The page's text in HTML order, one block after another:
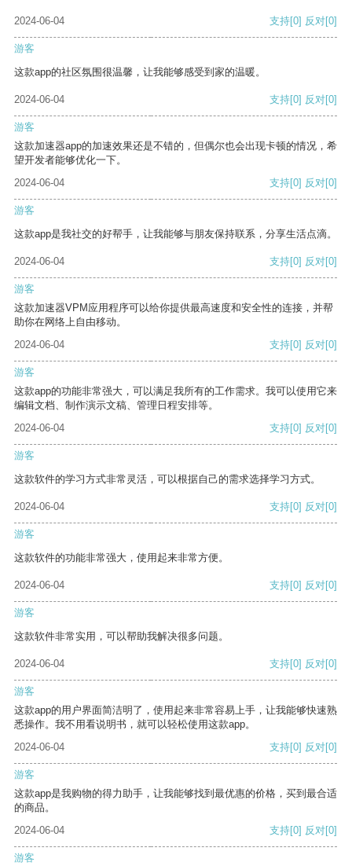
2024-06-04 支持[0] 反对[0]
游客
这款app的社区氛围很温馨，让我能够感受到家的温暖。
2024-06-04 支持[0] 反对[0]
游客
这款加速器app的加速效果还是不错的，但偶尔也会出现卡顿的情况，希
望开发者能够优化一下。
2024-06-04
支持[0] 反对[0]
游客
这款app是我社交的好帮手，让我能够与朋友保持联系，分享生活点滴。
2024-06-04 支持[0] 反对[0]
游客
这款加速器VPM应用程序可以给你提供最高速度和安全性的连接，并帮
助你在网络上自由移动。
2024-06-04
支持[0] 反对[0]
游客
这款app的功能非常强大，可以满足我所有的工作需求。我可以使用它来
编辑文档、制作演示文稿、管理日程安排等。
2024-06-04
支持[0] 反对[0]
游客
这款软件的学习方式非常灵活，可以根据自己的需求选择学习方式。
2024-06-04 支持[0] 反对[0]
游客
这款软件的功能非常强大，使用起来非常方便。
2024-06-04 支持[0] 反对[0]
游客
这款软件非常实用，可以帮助我解决很多问题。
2024-06-04 支持[0] 反对[0]
游客
这款app的用户界面简洁明了，使用起来非常容易上手，让我能够快速熟
悉操作。我不用看说明书，就可以轻松使用这款app。
2024-06-04
支持[0] 反对[0]
游客
这款app是我购物的得力助手，让我能够找到最优惠的价格，买到最合适
的商品。
2024-06-04
支持[0] 反对[0]
游客